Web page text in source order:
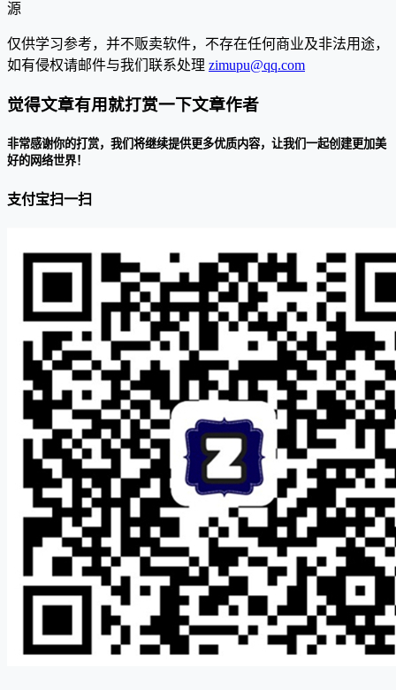
源
仅供学习参考，并不贩卖软件，不存在任何商业及非法用途，
如有侵权请邮件与我们联系处理 zimupu@qq.com
觉得文章有用就打赏一下文章作者
非常感谢你的打赏，我们将继续提供更多优质内容，让我们一起创建更加美
好的网络世界！
支付宝扫一扫